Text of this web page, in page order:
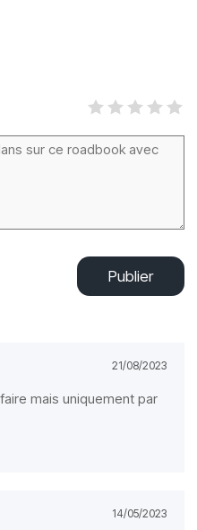
Publier
21/08/2023
mais uniquement par
14/05/2023